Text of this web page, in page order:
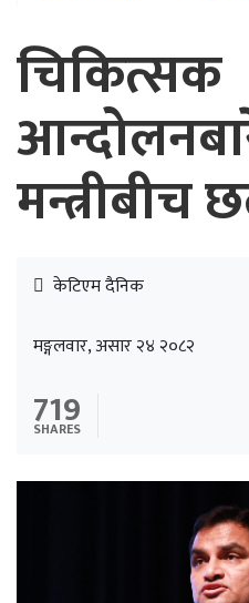
चिकित्सक
केटिएम दैनिक
मङ्गलवार, असार २४ २०८२
719
SHARES